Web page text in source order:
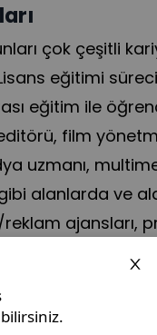
çok çeşitli
eğitimi
eğitim ile
film
uzmanı,
alanlarda ve
ajansları,
kanalları,
yaşantılarını